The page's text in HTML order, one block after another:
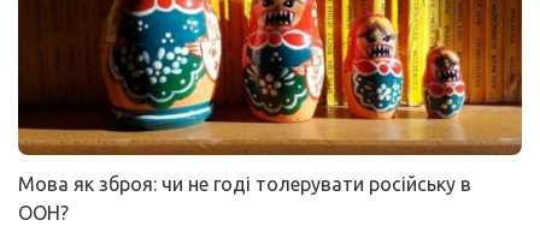
Мова як зброя: чи не годі толерувати російську в
ООН?